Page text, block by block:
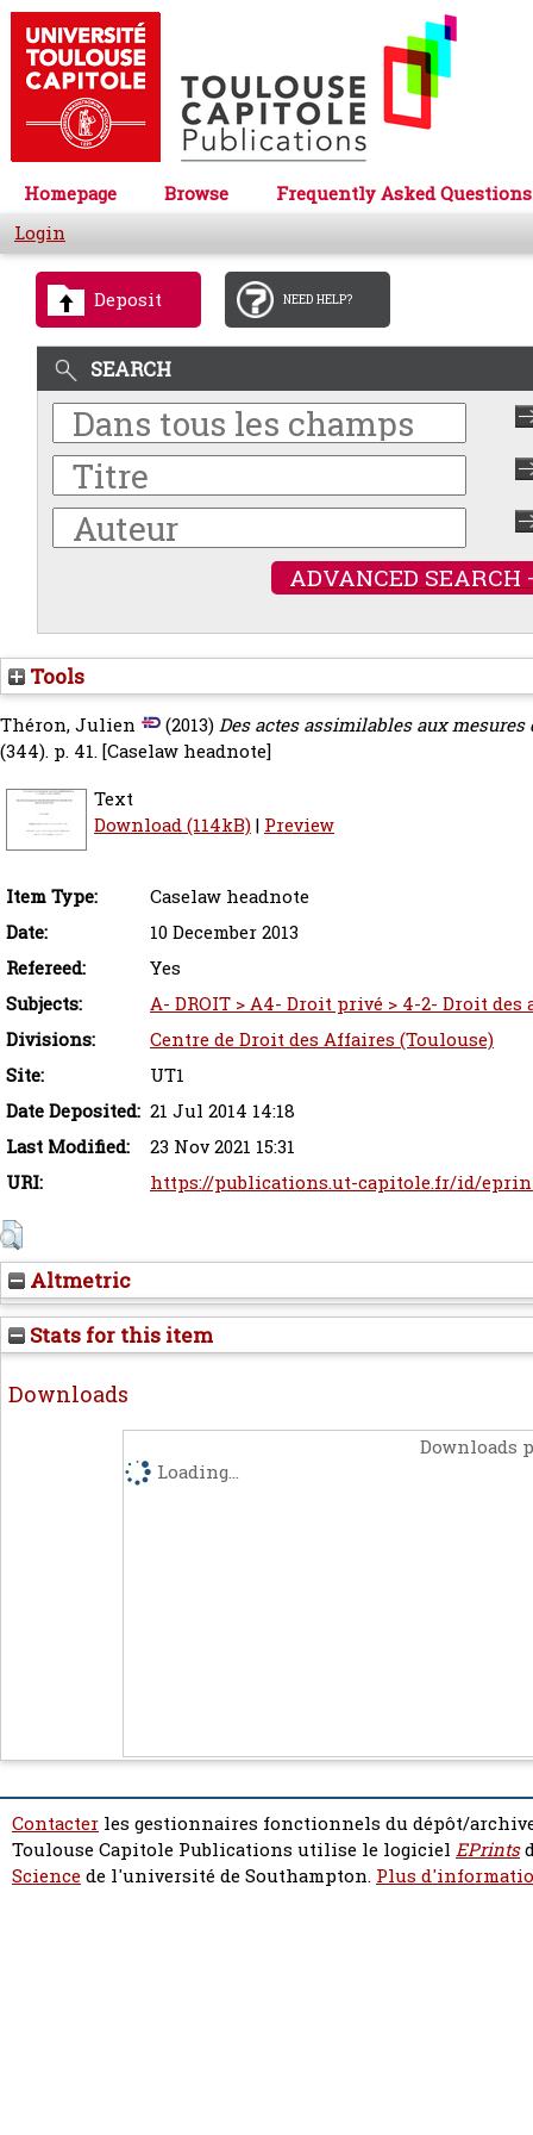
Homepage Browse
Frequently Asked Questions
Login
Deposit NEED HELP?
SEARCH
ADVANCED SEARCH
Tools
Théron, Julien (2013)Des actes assimilables aux
(344). p. 41.[Caselaw headnote]
Text
Download (114kB)| Preview
Item Type:
Caselaw headnote
Date:
10 December 2013
Refereed:
Yes
Subjects:
A- DROIT > A4- Droit privé > 4-2- Droit
Divisions:
Centre de Droit des Affaires (Toulouse)
Site:
UT1
Date Deposited: 21 Jul 2014 14:18
Last Modified:
23 Nov 2021 15:31
URI:
https://publications.ut-capitole.fr/id/
Altmetric
Stats for this item
Downloads
Downloads
Loading...
Contacter les gestionnaires fonctionnels du dépôt/
Toulouse Capitole Publications utilise le logiciel EPrints
Sciencede l'université de Southampton. Plus